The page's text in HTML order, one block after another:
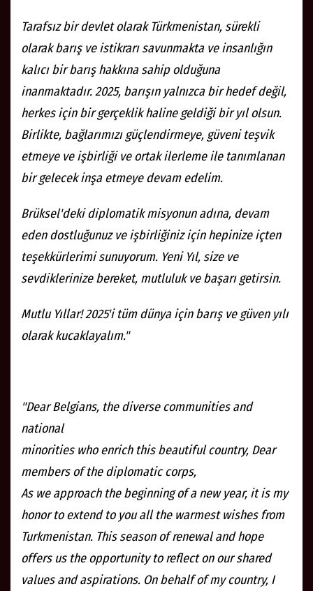
Tarafsız bir devlet olarak Türkmenistan, sürekli
olarak barış ve istikrarı savunmakta ve insanlığın
kalıcı bir barış hakkına sahip olduğuna
inanmaktadır. 2025, barışın yalnızca bir hedef değil,
herkes için bir gerçeklik haline geldiği bir yıl olsun.
Birlikte, bağlarımızı güçlendirmeye, güveni teşvik
etmeye ve işbirliği ve ortak ilerleme ile tanımlanan
bir gelecek inşa etmeye devam edelim.
Brüksel'deki diplomatik misyonun adına, devam
eden dostluğunuz ve işbirliğiniz için hepinize içten
teşekkürlerimi sunuyorum. Yeni Yıl, size ve
sevdiklerinize bereket, mutluluk ve başarı getirsin.
Mutlu Yıllar! 2025'i tüm dünya için barış ve güven yılı
olarak kucaklayalım."
"Dear Belgians, the diverse communities and
national
minorities who enrich this beautiful country, Dear
members of the diplomatic corps,
As we approach the beginning of a new year, it is my
honor to extend to you all the warmest wishes from
Turkmenistan. This season of renewal and hope
offers us the opportunity to reflect on our shared
values and aspirations. On behalf of my country, I